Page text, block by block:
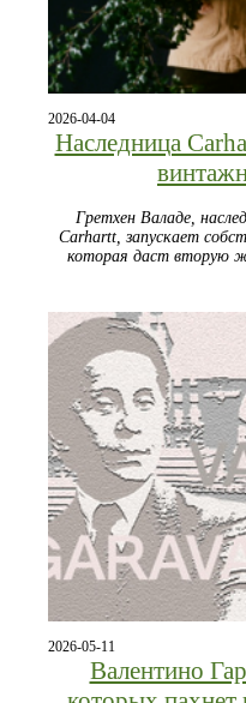
2026-04-04
Наследница
Гретхен Валаде,
Carhartt, запускает
которая даст вторую
2026-05-11
Валентино